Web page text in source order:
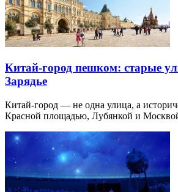
Китай-город пешком: старые
Зарядье
Китай-город — не одна улица, а
Красной площадью, Лубянкой и